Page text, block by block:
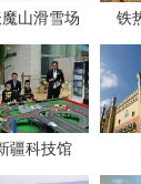
山滑雪场 铁
疆科技馆